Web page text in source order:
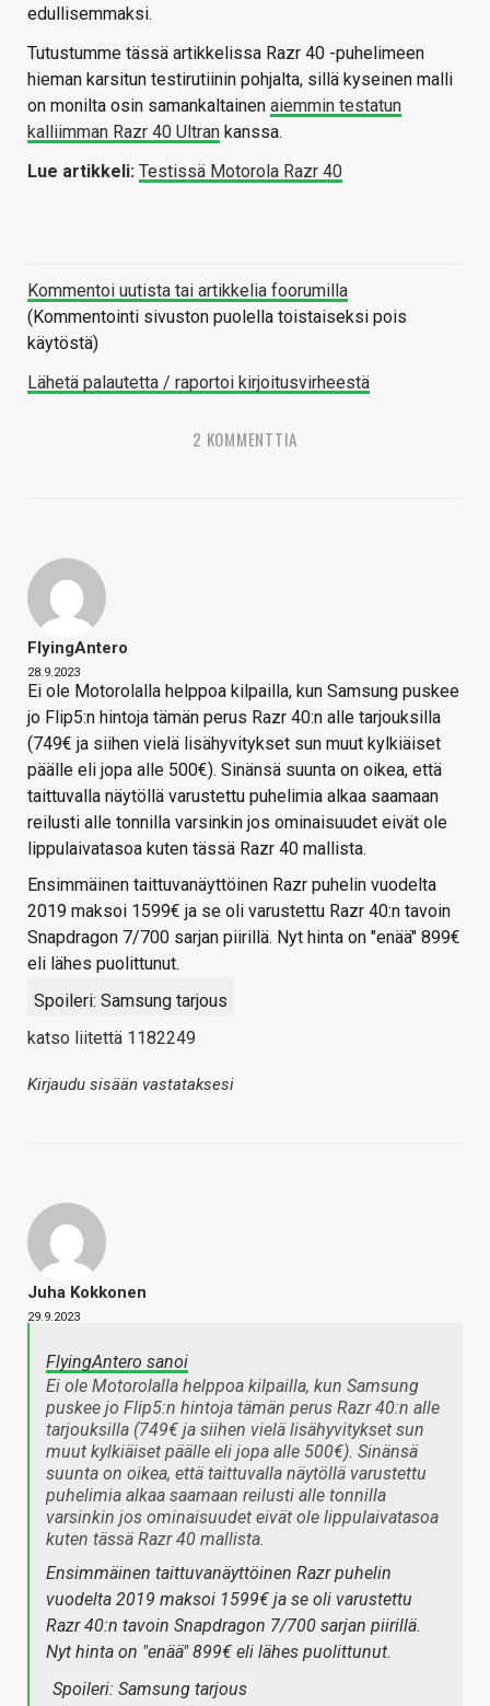
edullisemmaksi.
Tutustumme tässä artikkelissa Razr 40 -puhelimeen
hieman karsitun testirutiinin pohjalta, sillä kyseinen malli
on monilta osin samankaltainen aiemmin testatun
kalliimman Razr 40 Ultran kanssa.
Lue artikkeli: Testissä Motorola Razr 40
Kommentoi uutista tai artikkelia foorumilla
(Kommentointi sivuston puolella toistaiseksi pois
käytöstä)
Lähetä palautetta / raportoi kirjoitusvirheestä
2 KOMMENTTIA
FlyingAntero
28.9.2023
Ei ole Motorolalla helppoa kilpailla, kun Samsung puskee
jo Flip5:n hintoja tämän perus Razr 40:n alle tarjouksilla
(749€ ja siihen vielä lisähyvitykset sun muut kylkiäiset
päälle eli jopa alle 500€). Sinänsä suunta on oikea, että
taittuvalla näytöllä varustettu puhelimia alkaa saamaan
reilusti alle tonnilla varsinkin jos ominaisuudet eivät ole
lippulaivatasoa kuten tässä Razr 40 mallista.
Ensimmäinen taittuvanäyttöinen Razr puhelin vuodelta
2019 maksoi 1599€ ja se oli varustettu Razr 40:n tavoin
Snapdragon 7/700 sarjan piirillä. Nyt hinta on "enää" 899€
eli lähes puolittunut.
Spoileri: Samsung tarjous
katso liitettä 1182249
Kirjaudu sisään vastataksesi
Juha Kokkonen
29.9.2023
FlyingAntero sanoi
Ei ole Motorolalla helppoa kilpailla, kun Samsung
puskee jo Flip5:n hintoja tämän perus Razr 40:n alle
tarjouksilla (749€ ja siihen vielä lisähyvitykset sun
muut kylkiäiset päälle eli jopa alle 500€). Sinänsä
suunta on oikea, että taittuvalla näytöllä varustettu
puhelimia alkaa saamaan reilusti alle tonnilla
varsinkin jos ominaisuudet eivät ole lippulaivatasoa
kuten tässä Razr 40 mallista.
Ensimmäinen taittuvanäyttöinen Razr puhelin
vuodelta 2019 maksoi 1599€ ja se oli varustettu
Razr 40:n tavoin Snapdragon 7/700 sarjan piirillä.
Nyt hinta on "enää" 899€ eli lähes puolittunut.
Spoileri: Samsung tarjous